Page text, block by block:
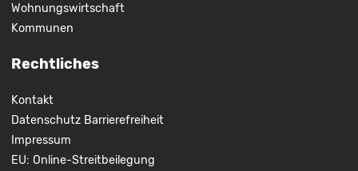
Wohnungswirtschaft
Kommunen
Rechtliches
Kontakt
Datenschutz Barrierefreiheit
Impressum
EU: Online-Streitbeilegung